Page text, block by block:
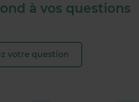
à vos questions
votre question